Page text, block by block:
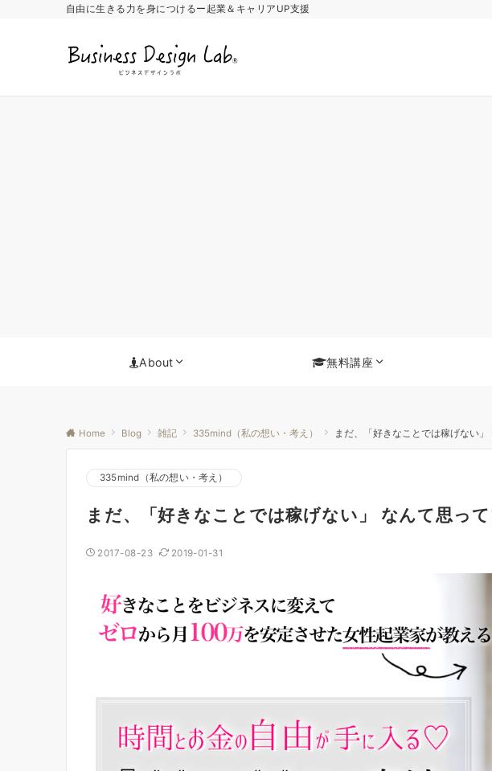
自由に生きる力を身につけるー起業＆キャリアUP支援
About 無料講座
Home Blog 雑記 335mind（私の想い・考え） まだ、「好きなことでは稼げない
335mind（私の想い・考え）
まだ、「好きなことでは稼げない」 なんて思っ
2017-08-23 2019-01-31